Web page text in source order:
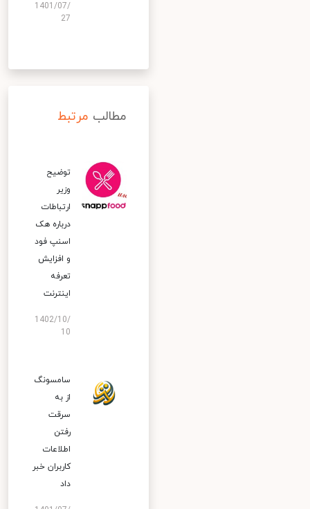
1401/07/
27
مطالب مرتبط
توضیح
وزیر
ارتباطات
درباره هک
اسنپ‌ فود
و افزایش
تعرفه
اینترنت
1402/10/
10
سامسونگ
از به
سرقت
رفتن
اطلاعات
کاربران خبر
داد